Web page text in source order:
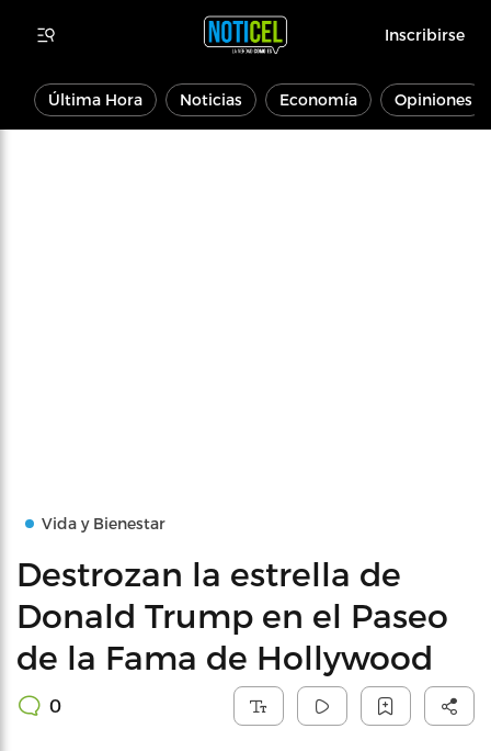
Inscribirse
Última Hora Noticias Economía Opiniones
Vida y Bienestar
Destrozan la estrella de
Donald Trump en el Paseo
de la Fama de Hollywood
0